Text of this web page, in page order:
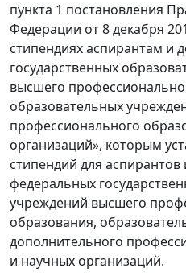
пункта 1 постановления
Федерации от 8 декабря
стипендиях аспирантам и
государственных
высшего
образовательных
профессионального
организаций», которым
стипендий для аспирантов
федеральных
учреждений высшего
образования,
дополнительного
и научных организаций.